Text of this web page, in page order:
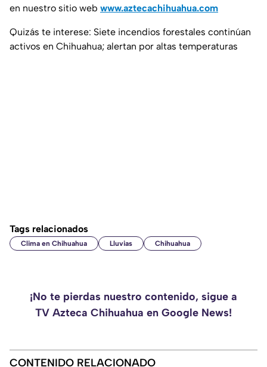
en nuestro sitio web www.aztecachihuahua.com
Quizás te interese: Siete incendios forestales continúan
activos en Chihuahua; alertan por altas temperaturas
Tags relacionados
Clima en Chihuahua Lluvias Chihuahua
¡No te pierdas nuestro contenido, sigue a
TV Azteca Chihuahua en Google News!
CONTENIDO RELACIONADO